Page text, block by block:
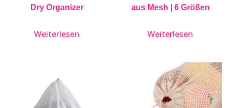
Dry Organizer
Weiterlesen
aus Mesh | 6 Größen
Weiterlesen